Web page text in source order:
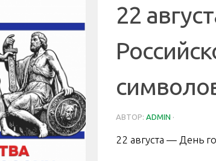
22
АВТОР: ADMIN ·
22 августа — День